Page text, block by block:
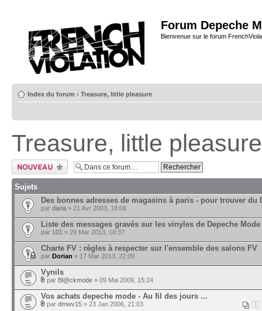
Forum Depeche
Bienvenue sur le forum
Index du forum ‹ Treasure, little pleasure
Treasure, little pleasure
Ecrire un nouveau
sujet
Sujets
Des bonnes adresses de magasins à paris - pour trouver du
par daria » 21 Avr 2003, 18:06
Liste des messages gravés sur les vinyles de Depeche Mode
par 101 » 29 Mar 2013, 10:37
Charte FV : règles à respecter sur l'ensemble des salons FV
par Dorian » 17 Mar 2013, 22:09
Vynils
par Bl@ckmode » 09 Mai 2009, 15:24
Vos achats depeche mode - Au fil des jours ...
1
par dmwv15 » 23 Jan 2006, 21:03